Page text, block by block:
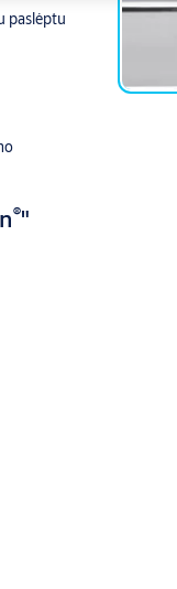
paslėptu
®"